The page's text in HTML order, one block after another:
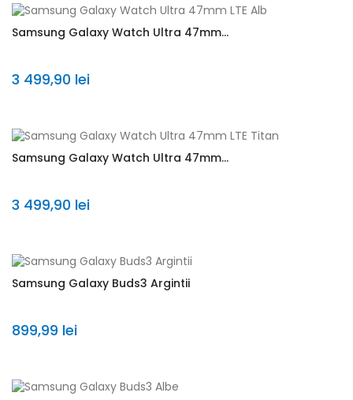
Samsung Galaxy Watch Ultra 47mm...
3 499,90 lei
Samsung Galaxy Watch Ultra 47mm...
3 499,90 lei
Samsung Galaxy Buds3 Argintii
899,99 lei